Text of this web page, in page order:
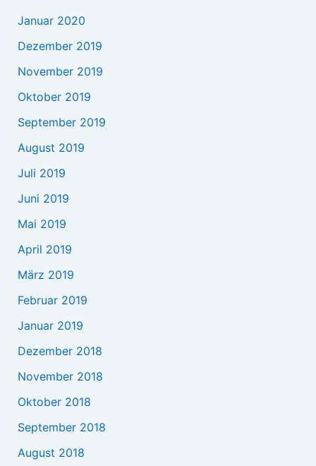
Januar 2020
Dezember 2019
November 2019
Oktober 2019
September 2019
August 2019
Juli 2019
Juni 2019
Mai 2019
April 2019
März 2019
Februar 2019
Januar 2019
Dezember 2018
November 2018
Oktober 2018
September 2018
August 2018